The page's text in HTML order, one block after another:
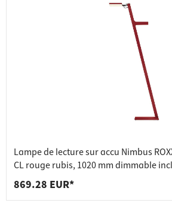
Lampe de lecture sur accu Nimbus
CL rouge rubis, 1020 mm dimmable
869.28 EUR*